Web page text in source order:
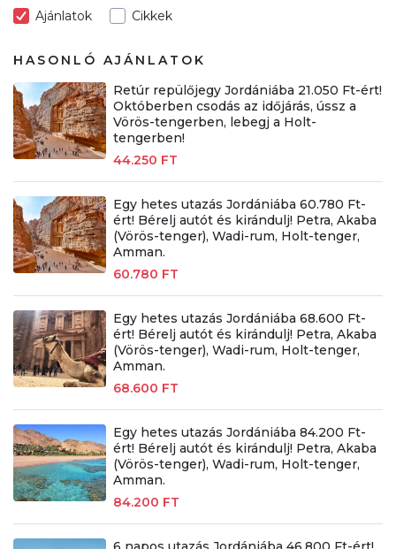
Ajánlatok Cikkek
HASONLÓ AJÁNLATOK
Retúr repülőjegy Jordániába 21.050 Ft-ért!
Októberben csodás az időjárás, ússz a
Vörös-tengerben, lebegj a Holt-
tengerben!
44.250 FT
Egy hetes utazás Jordániába 60.780 Ft-
ért! Bérelj autót és kirándulj! Petra, Akaba
(Vörös-tenger), Wadi-rum, Holt-tenger,
Amman.
60.780 FT
Egy hetes utazás Jordániába 68.600 Ft-
ért! Bérelj autót és kirándulj! Petra, Akaba
(Vörös-tenger), Wadi-rum, Holt-tenger,
Amman.
68.600 FT
Egy hetes utazás Jordániába 84.200 Ft-
ért! Bérelj autót és kirándulj! Petra, Akaba
(Vörös-tenger), Wadi-rum, Holt-tenger,
Amman.
84.200 FT